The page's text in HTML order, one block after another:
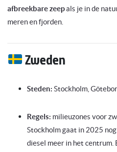
afbreekbare zeepals je in de
meren en fjorden.
Zweden
Steden: Stockholm,
Regels: milieuzones voor
Stockholm gaat in 2025
diesel meer in het centrum.